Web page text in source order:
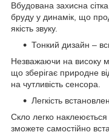
Вбудована захисна
бруду у динамік, що
якість звуку.
Тонкий дизайн –
Незважаючи на високу
що зберігає природне
на чутливість сенсора.
Легкість
Скло легко
зможете самостійно